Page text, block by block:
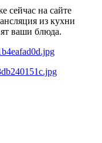
сейчас на сайте
из кухни
ваши блюда.